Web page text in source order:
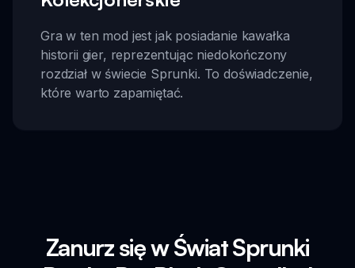
Gra w ten mod jest jak posiadanie kawałka
historii gier, reprezentując niedokończony
rozdział w świecie Sprunki. To doświadczenie,
które warto zapamiętać.
Zanurz się w Świat Sprunki